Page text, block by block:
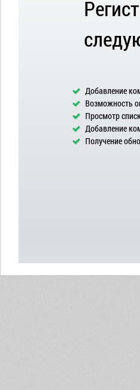
Добавление
Возможность
Просмотр
Добавление
Получение